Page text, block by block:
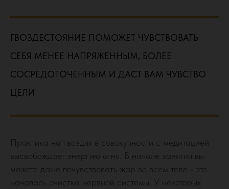
ГВОЗДЕСТОЯНИЕ ПОМОЖЕТ ЧУВСТВОВАТЬ
СЕБЯ МЕНЕЕ НАПРЯЖЕННЫМ, БОЛЕЕ
СОСРЕДОТОЧЕННЫМ И ДАСТ ВАМ ЧУВСТВО
ЦЕЛИ
Практика на гвоздях в совокупности с медитацией
высвобождает энергию огня. В начале занятия вы
можете даже почувствовать жар во всем теле - это
началась очистка нервной системы. У некоторых